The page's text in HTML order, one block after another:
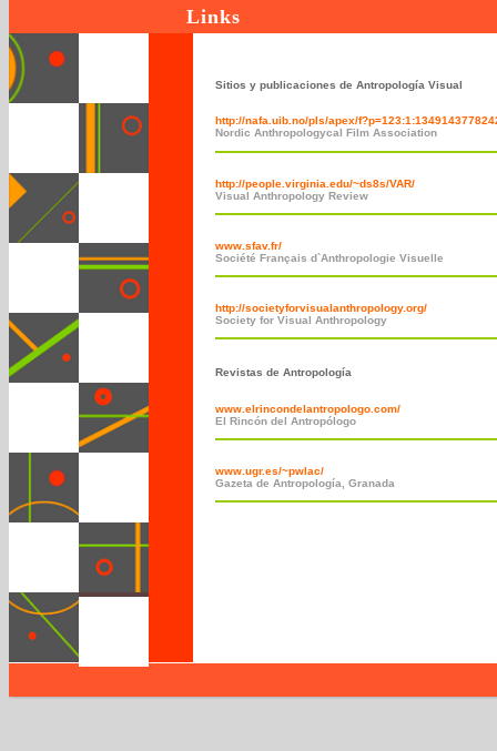
Links
Sitios y publicaciones de Antropología Visual
http://nafa.uib.no/pls/apex/
Nordic Anthropologycal Film Association
http://people.virginia.edu/~ds8s/VAR/
Visual Anthropology Review
www.sfav.fr/
Société Français d`Anthropologie Visuelle
http://societyforvisualanthropology.org/
Society for Visual Anthropology
Revistas de Antropología
www.elrincondelantropologo.com/
El Rincón del Antropólogo
www.ugr.es/~pwlac/
Gazeta de Antropología, Granada